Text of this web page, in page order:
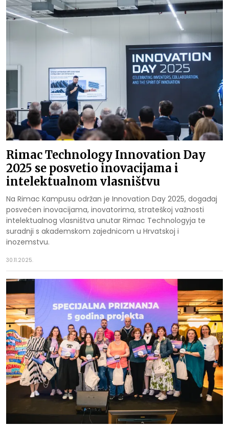
Rimac Technology Innovation Day
2025 se posvetio inovacijama i
intelektualnom vlasništvu
Na Rimac Kampusu održan je Innovation Day 2025, događaj
posvećen inovacijama, inovatorima, strateškoj važnosti
intelektualnog vlasništva unutar Rimac Technologyja te
suradnji s akademskom zajednicom u Hrvatskoj i
inozemstvu.
30.11.2025.